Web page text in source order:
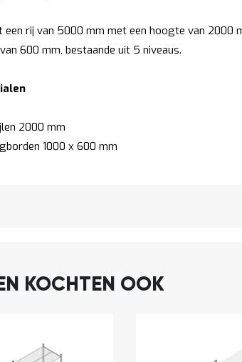
een rij van 5000 mm met een hoogte van 2000
600 mm, bestaande uit 5 niveaus.
2000 mm
1000 x 600 mm
KOCHTEN OOK